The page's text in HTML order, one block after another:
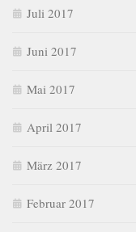
Juli 2017
Juni 2017
Mai 2017
April 2017
März 2017
Februar 2017